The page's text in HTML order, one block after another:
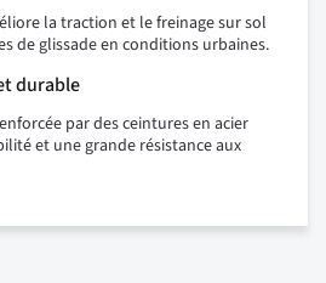
la traction et le freinage sur sol
de glissade en conditions urbaines.
durable
par des ceintures en acier
et une grande résistance aux